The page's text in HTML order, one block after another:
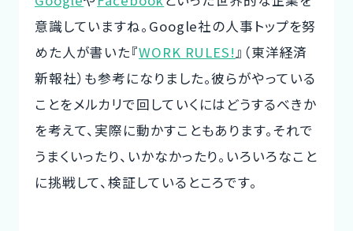
意識していますね。Google社の人事トップを努
めた人が書いた『WORK RULES!』（東洋経済
新報社）も参考になりました。彼らがやっている
ことをメルカリで回していくにはどうするべきか
を考えて、実際に動かすこともあります。それで
うまくいったり、いかなかったり。いろいろなこと
に挑戦して、検証しているところです。